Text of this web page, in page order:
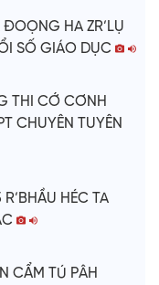
HA ZR’LỤ
SỐ GIÁO DỤC
THI CỚ CƠNH
CHUYÊN TUYÊN
R’BHẦU HÉC TA
CẨM TÚ PÂH